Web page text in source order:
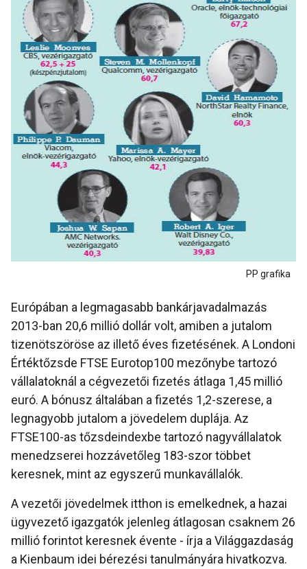
PP grafika
Európában a legmagasabb bankárjavadalmazás
2013-ban 20,6 millió dollár volt, amiben a jutalom
tizenötszöröse az illető éves fizetésének. A Londoni
Értéktőzsde FTSE Eurotop100 mezőnybe tartozó
vállalatoknál a cégvezetői fizetés átlaga 1,45 millió
euró. A bónusz általában a fizetés 1,2-szerese, a
legnagyobb jutalom a jövedelem duplája. Az
FTSE100-as tőzsdeindexbe tartozó nagyvállalatok
menedzserei hozzávetőleg 183-szor többet
keresnek, mint az egyszerű munkavállalók.
A vezetői jövedelmek itthon is emelkednek, a hazai
ügyvezető igazgatók jelenleg átlagosan csaknem 26
millió forintot keresnek évente - írja a Világgazdaság
a Kienbaum idei bérezési tanulmányára hivatkozva.